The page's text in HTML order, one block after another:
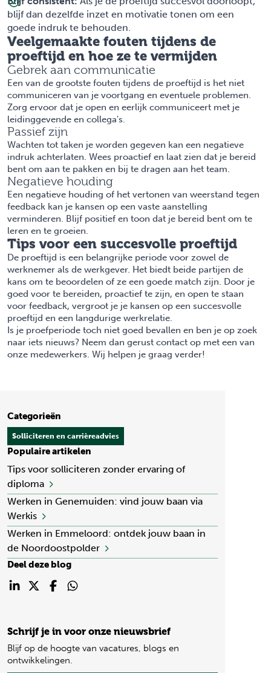
blijf dan dezelfde inzet en motivatie tonen om een
goede indruk te behouden.
Veelgemaakte fouten tijdens de
proeftijd en hoe ze te vermijden
Gebrek aan communicatie
Een van de grootste fouten tijdens de proeftijd is het niet
communiceren van je voortgang en eventuele problemen.
Zorg ervoor dat je open en eerlijk communiceert met je
leidinggevende en collega's.
Passief zijn
Wachten tot taken je worden gegeven kan een negatieve
indruk achterlaten. Wees proactief en laat zien dat je bereid
bent om aan te pakken en bij te dragen aan het team.
Negatieve houding
Een negatieve houding of het vertonen van weerstand tegen
feedback kan je kansen op een vaste aanstelling
verminderen. Blijf positief en toon dat je bereid bent om te
leren en te groeien.
Tips voor een succesvolle proeftijd
De proeftijd is een belangrijke periode voor zowel de
werknemer als de werkgever. Het biedt beide partijen de
kans om te beoordelen of ze een goede match zijn. Door je
goed voor te bereiden, proactief te zijn, en open te staan
voor feedback, vergroot je je kansen op een succesvolle
proeftijd en een langdurige werkrelatie.
Is je proefperiode toch niet goed bevallen en ben je op zoek
naar iets nieuws? Neem dan gerust contact op met een van
onze medewerkers. Wij helpen je graag verder!
Categorieën
Solliciteren en carrièreadvies
Populaire artikelen
Tips voor solliciteren zonder ervaring of
diploma
Werken in Genemuiden: vind jouw baan via
Werkis
Werken in Emmeloord: ontdek jouw baan in
de Noordoostpolder
Deel deze blog
Schrijf je in voor onze nieuwsbrief
Blijf op de hoogte van vacatures, blogs en
ontwikkelingen.